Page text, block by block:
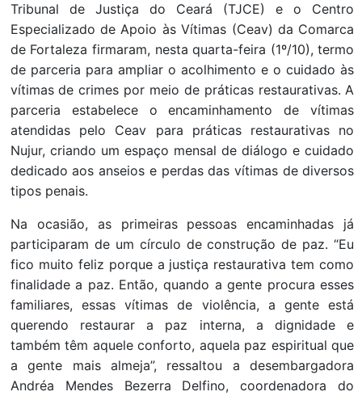
Tribunal de Justiça do Ceará (TJCE) e o Centro
Especializado de Apoio às Vítimas (Ceav) da Comarca
de Fortaleza firmaram, nesta quarta-feira (1º/10), termo
de parceria para ampliar o acolhimento e o cuidado às
vítimas de crimes por meio de práticas restaurativas. A
parceria estabelece o encaminhamento de vítimas
atendidas pelo Ceav para práticas restaurativas no
Nujur, criando um espaço mensal de diálogo e cuidado
dedicado aos anseios e perdas das vítimas de diversos
tipos penais.
Na ocasião, as primeiras pessoas encaminhadas já
participaram de um círculo de construção de paz. “Eu
fico muito feliz porque a justiça restaurativa tem como
finalidade a paz. Então, quando a gente procura esses
familiares, essas vítimas de violência, a gente está
querendo restaurar a paz interna, a dignidade e
também têm aquele conforto, aquela paz espiritual que
a gente mais almeja”, ressaltou a desembargadora
Andréa Mendes Bezerra Delfino, coordenadora do